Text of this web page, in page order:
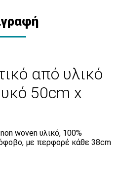
από υλικό
50cm x
woven υλικό, 100%
με περφορέ κάθε 38cm